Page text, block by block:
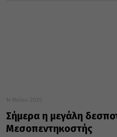
14 Μαΐου 2025
Σήμερα η μεγάλη
Μεσοπεντηκοστής